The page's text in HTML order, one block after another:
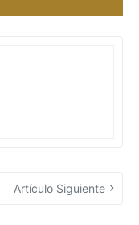
Artículo Siguiente